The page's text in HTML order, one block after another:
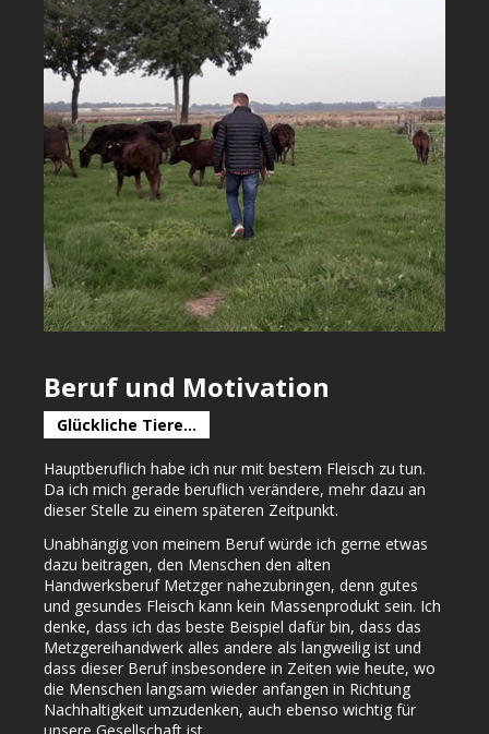
Beruf und Motivation
Glückliche Tiere...
Hauptberuflich habe ich nur mit bestem Fleisch zu tun.
Da ich mich gerade beruflich verändere, mehr dazu an
dieser Stelle zu einem späteren Zeitpunkt.
Unabhängig von meinem Beruf würde ich gerne etwas
dazu beitragen, den Menschen den alten
Handwerksberuf Metzger nahezubringen, denn gutes
und gesundes Fleisch kann kein Massenprodukt sein. Ich
denke, dass ich das beste Beispiel dafür bin, dass das
Metzgereihandwerk alles andere als langweilig ist und
dass dieser Beruf insbesondere in Zeiten wie heute, wo
die Menschen langsam wieder anfangen in Richtung
Nachhaltigkeit umzudenken, auch ebenso wichtig für